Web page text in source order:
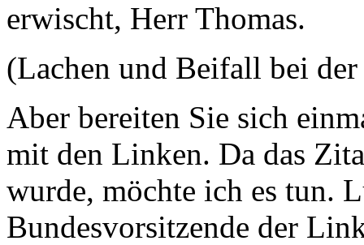
erwischt, Herr Thomas.
(Lachen und Beifall bei
Aber bereiten Sie sich
mit den Linken. Da das
wurde, möchte ich es tun.
Bundesvorsitzende der